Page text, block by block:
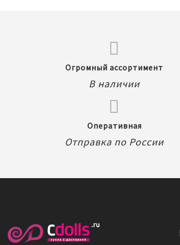
Огромный ассортимент
В наличии
Оперативная
Отправка по России